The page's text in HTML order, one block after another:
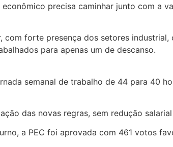
precisa caminhar junto com a
forte presença dos setores
para apenas um de descanso.
semanal de trabalho de 44 para 40
das novas regras, sem redução
a PEC foi aprovada com 461 votos